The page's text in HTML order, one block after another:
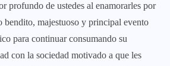
profundo de ustedes al enamorarles por
bendito, majestuoso y principal evento
para continuar consumando su
con la sociedad motivado a que les